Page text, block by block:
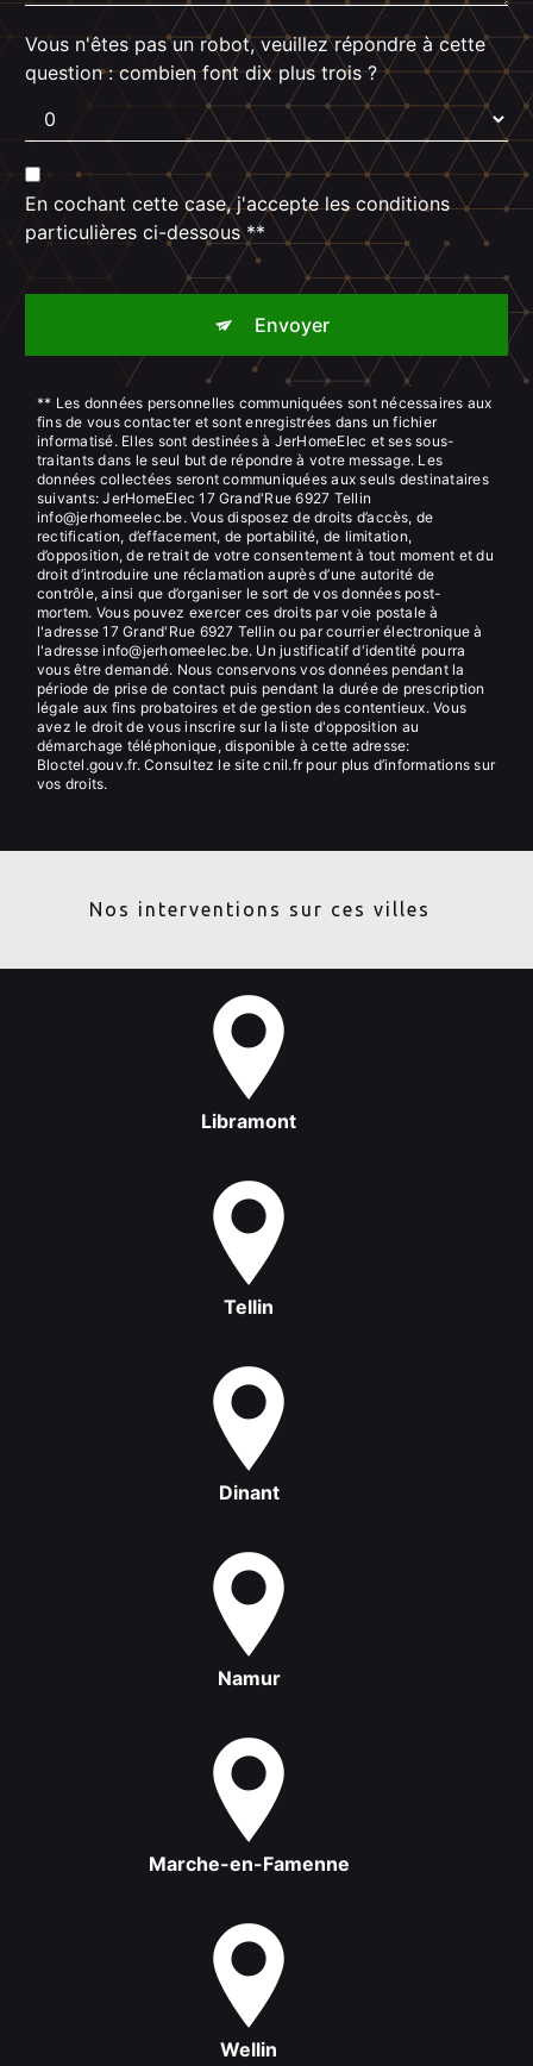
Vous n'êtes pas un robot, veuillez répondre à cette
question : combien font dix plus trois ?
En cochant cette case, j'accepte les conditions
particulières ci-dessous **
Envoyer
** Les données personnelles communiquées sont nécessaires aux
fins de vous contacter et sont enregistrées dans un fichier
informatisé. Elles sont destinées à JerHomeElec et ses sous-
traitants dans le seul but de répondre à votre message. Les
données collectées seront communiquées aux seuls destinataires
suivants: JerHomeElec 17 Grand'Rue 6927 Tellin
info@jerhomeelec.be. Vous disposez de droits d’accès, de
rectification, d’effacement, de portabilité, de limitation,
d’opposition, de retrait de votre consentement à tout moment et du
droit d’introduire une réclamation auprès d’une autorité de
contrôle, ainsi que d’organiser le sort de vos données post-
mortem. Vous pouvez exercer ces droits par voie postale à
l'adresse 17 Grand'Rue 6927 Tellin ou par courrier électronique à
l'adresse info@jerhomeelec.be. Un justificatif d'identité pourra
vous être demandé. Nous conservons vos données pendant la
période de prise de contact puis pendant la durée de prescription
légale aux fins probatoires et de gestion des contentieux. Vous
avez le droit de vous inscrire sur la liste d'opposition au
démarchage téléphonique, disponible à cette adresse:
Bloctel.gouv.fr. Consultez le site cnil.fr pour plus d’informations sur
vos droits.
Nos interventions sur ces villes
Libramont
Tellin
Dinant
Namur
Marche-en-Famenne
Wellin